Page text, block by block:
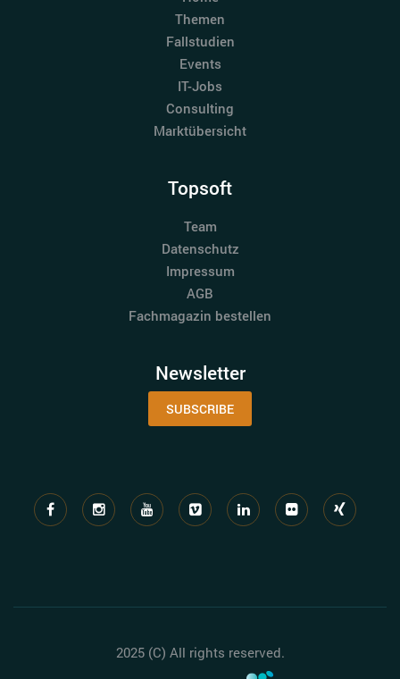
Themen
Fallstudien
Events
IT-Jobs
Consulting
Marktübersicht
Topsoft
Team
Datenschutz
Impressum
AGB
Fachmagazin bestellen
Newsletter
SUBSCRIBE
2025 (C) All rights reserved.